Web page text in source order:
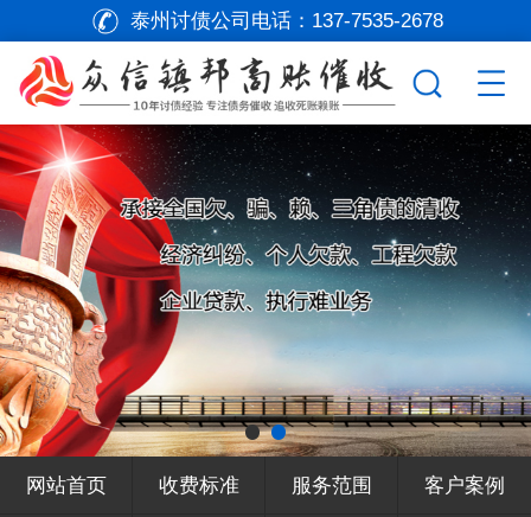
泰州讨债公司电话： 137-7535-2678
网站首页 收费标准 服务范围 客户案例